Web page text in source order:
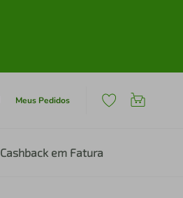
Meus Pedidos
Cashback em Fatura